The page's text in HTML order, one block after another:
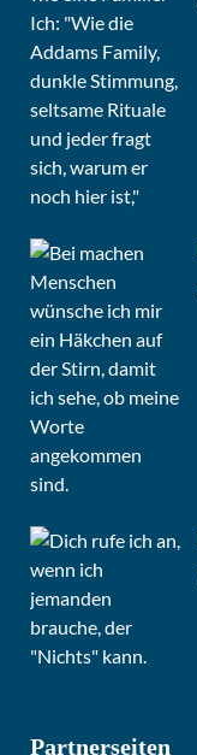
Partnerseiten